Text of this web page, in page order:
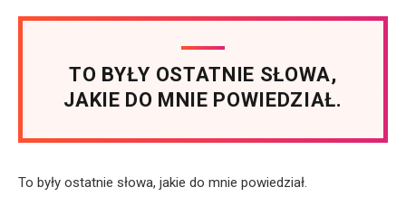
TO BYŁY OSTATNIE SŁOWA,
JAKIE DO MNIE POWIEDZIAŁ.
To były ostatnie słowa, jakie do mnie powiedział.